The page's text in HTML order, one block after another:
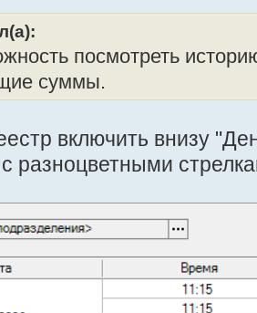
посмотреть
суммы.
включить внизу
разноцветными